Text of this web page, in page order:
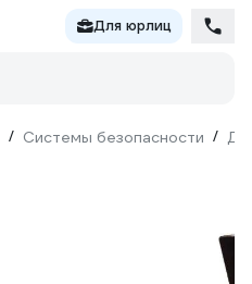
Для юрлиц
/ Системы безопасности /